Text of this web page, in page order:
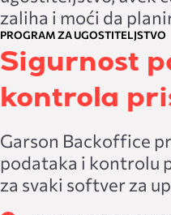
zaliha i moći da
PROGRAM ZA UGOSTITELJSTVO
Sigurnost podataka i
kontrola
Garson Backoffice pruža naprednu sigurnost
podataka i kontrolu
za svaki softver za